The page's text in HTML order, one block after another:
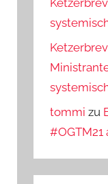
tommi zu
#OGTM21